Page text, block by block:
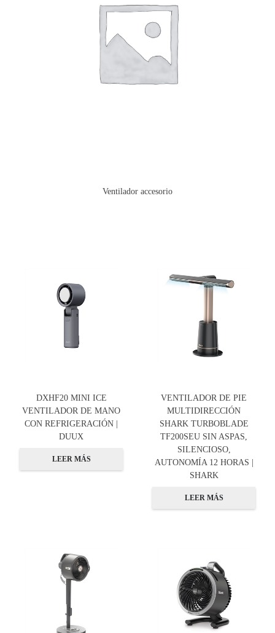
Ventilador accesorio
DXHF20 MINI ICE
VENTILADOR DE MANO
CON REFRIGERACIÓN |
DUUX
LEER MÁS
VENTILADOR DE PIE
MULTIDIRECCIÓN
SHARK TURBOBLADE
TF200SEU SIN ASPAS,
SILENCIOSO,
AUTONOMÍA 12 HORAS |
SHARK
LEER MÁS